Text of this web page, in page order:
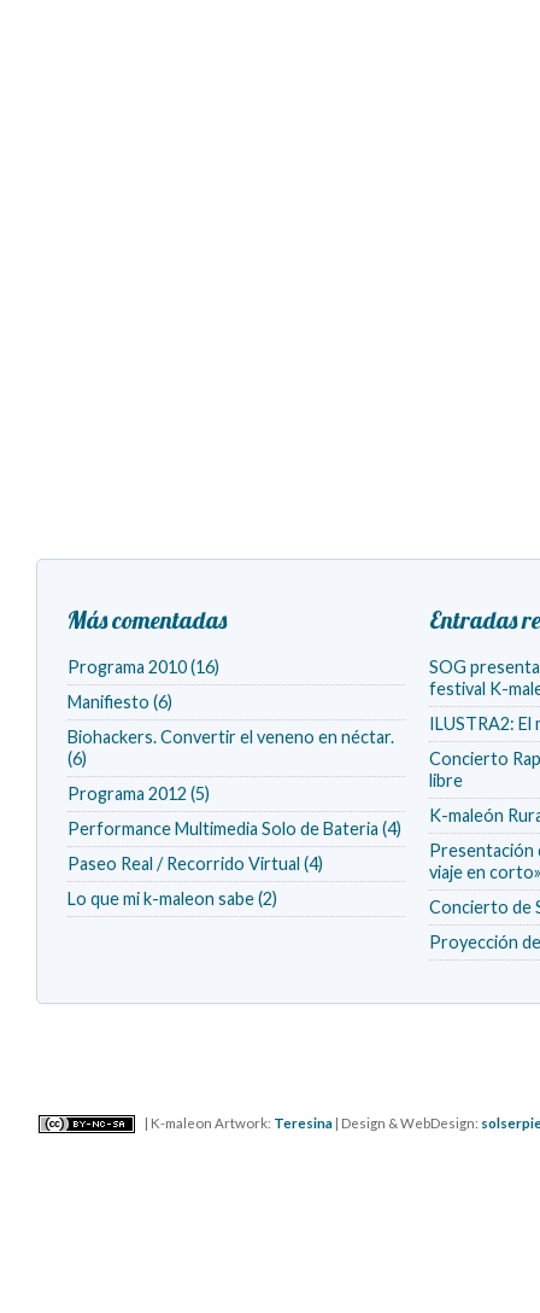
Más comentadas
Programa 2010 (16)
Manifiesto (6)
Biohackers. Convertir el veneno en néctar.
(6)
Programa 2012 (5)
Performance Multimedia Solo de Bateria (4)
Paseo Real / Recorrido Virtual (4)
Lo que mi k-maleon sabe (2)
Entradas
SOG
festival K-
ILUSTRA2: El
Concierto
libre
K-maleón
Presentación
viaje en corto»
Concierto de
Proyección
| K-maleon Artwork: Teresina | Design & WebDesign: